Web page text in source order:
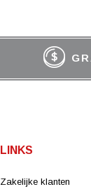
LINKS
Zakelijke klanten